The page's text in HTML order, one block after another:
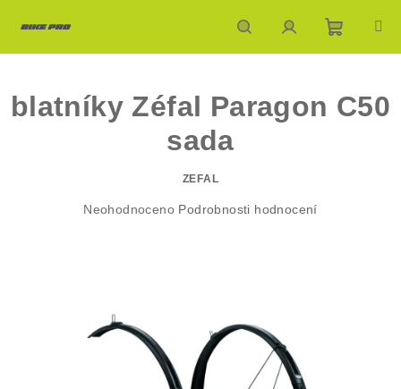
HledatPřihlášeníNákupní
košík
blatníky Zéfal Paragon C50
sada
ZEFAL
Průměrné
hvězdiček.
Neohodnoceno Podrobnosti hodnocení